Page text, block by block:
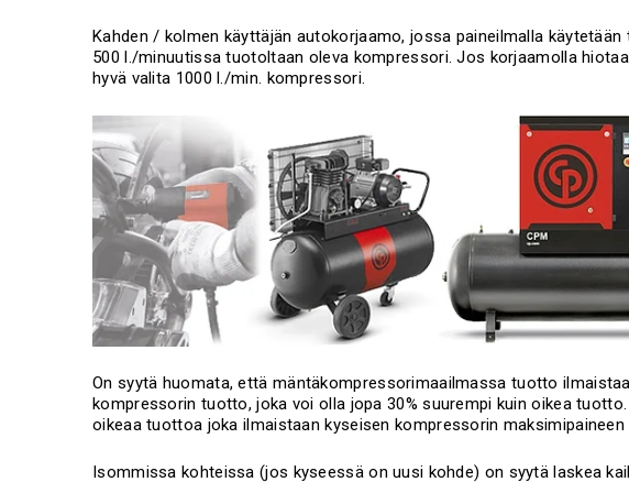
Kahden / kolmen käyttäjän autokorjaamo, jossa paineilmalla
500 l./minuutissa tuotoltaan oleva kompressori. Jos korjaamolla
hyvä valita 1000 l./min. kompressori.
On syytä huomata, että mäntäkompressorimaailmassa tuotto
kompressorin tuotto, joka voi olla jopa 30% suurempi kuin oikea
oikeaa tuottoa joka ilmaistaan kyseisen kompressorin maksimipaineen
Isommissa kohteissa (jos kyseessä on uusi kohde) on syytä laskea